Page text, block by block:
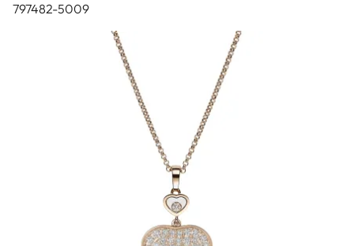
797482-5009